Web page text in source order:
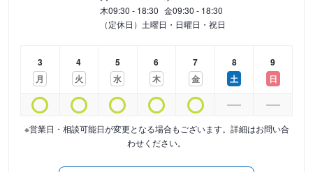
木09:30 - 18:30 金09:30 - 18:30
（定休日）土曜日・日曜日・祝日
3
月
4
火
5
水
6
木
7
金
8
土
9
日
※営業日・相談可能日が変更となる場合もございます。詳細はお問い合
わせください。